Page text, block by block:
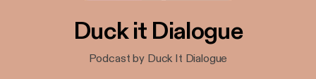
Duck it Dialogue
Podcast by Duck It Dialogue